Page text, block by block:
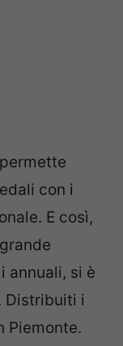
con i
E così,
annuali, si è
Distribuiti i
Piemonte.